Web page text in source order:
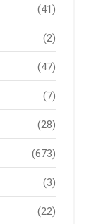
(41)
(2)
(47)
(7)
(28)
(673)
(3)
(22)